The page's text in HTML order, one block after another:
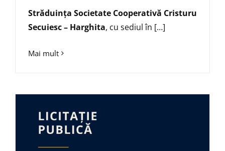
Străduința Societate Cooperativă Cristuru
Secuiesc – Harghita, cu sediul în […]
Mai mult